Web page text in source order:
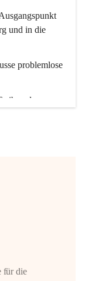
und in die
problemlose
der
für die